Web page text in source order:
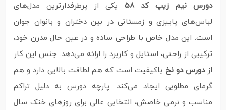
دورس نیم زیپ کد 58
یکی از پرطرفدارترین مدل‌های
لباس‌های پاییزی و زمستانی در بین دختران و بانوان جوان
است. این مدل خاص با طراحی ساده و در عین حال مدرن خود،
ترکیبی از راحتی، استایل و کاربرد را ارائه می‌دهد. جنس این کار
ازدورس دو نخ باکیفیت است که هم لطافت بالایی دارد و هم
گرمای مطلوبی ایجاد می‌کند. پارچه دورس به دلیل تراکم
مناسب و نرمی خاصش، انتخابی عالی برای روزهای خنک سال